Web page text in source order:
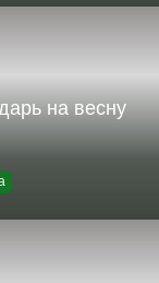
на весну